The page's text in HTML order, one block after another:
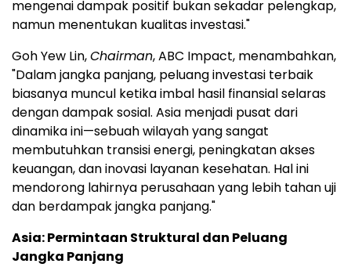
mengenai dampak positif bukan sekadar pelengkap,
namun menentukan kualitas investasi."
Goh Yew Lin,Chairman, ABC Impact, menambahkan,
"Dalam jangka panjang, peluang investasi terbaik
biasanya muncul ketika imbal hasil finansial selaras
dengan dampak sosial. Asia menjadi pusat dari
dinamika ini—sebuah wilayah yang sangat
membutuhkan transisi energi, peningkatan akses
keuangan, dan inovasi layanan kesehatan. Hal ini
mendorong lahirnya perusahaan yang lebih tahan uji
dan berdampak jangka panjang."
Asia: Permintaan Struktural dan Peluang
Jangka Panjang